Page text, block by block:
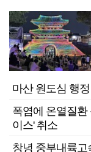
마산 원도심 행
폭염에 온열질환
이스' 취소
창녕 중부내륙